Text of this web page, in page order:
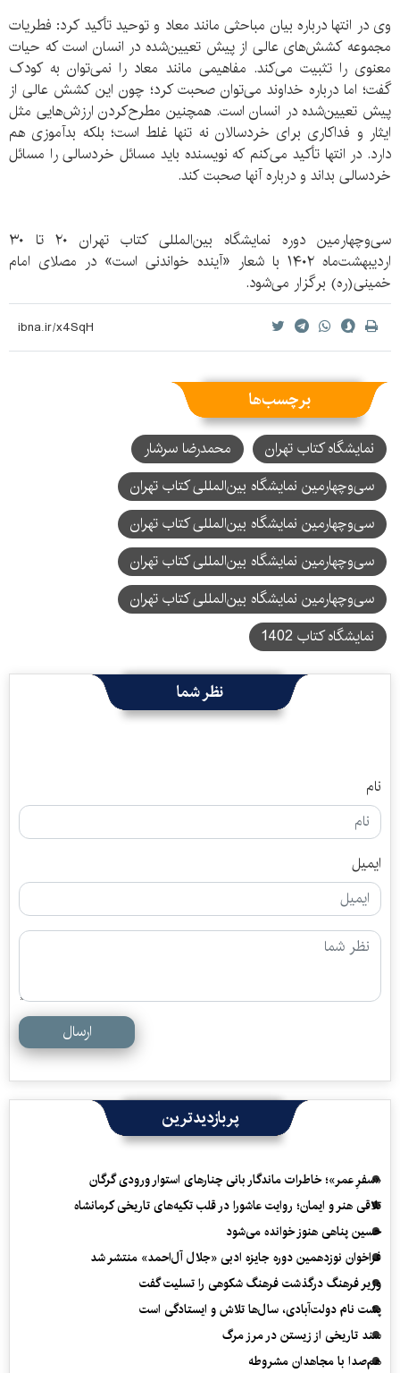
وی در انتها درباره بیان مباحثی مانند معاد و توحید تأکید کرد: فطریات
مجموعه کشش‌های عالی از پیش تعیین‌شده در انسان است که حیات
معنوی را تثبیت می‌کند. مفاهیمی مانند معاد را نمی‌توان به کودک
گفت؛ اما درباره خداوند می‌توان صحبت کرد؛ چون این کشش عالی از
پیش تعیین‌شده در انسان است. همچنین مطرح‌کردن ارزش‌هایی مثل
ایثار و فداکاری برای خردسالان نه تنها غلط است؛ بلکه بدآموزی هم
دارد. در انتها تأکید می‌کنم که نویسنده باید مسائل خردسالی را مسائل
خردسالی بداند و درباره آنها صحبت کند.
سی‌و‌چهارمین دوره نمایشگاه بین‌المللی کتاب تهران ۲۰ تا ۳۰
اردیبهشت‌ماه ۱۴۰۲ با شعار «آینده خواندنی است» در مصلای امام
خمینی‌(ره) برگزار می‌شود.
برچسب‌ها
نمایشگاه کتاب تهران
محمدرضا سرشار
سی‌و‌چهارمین نمایشگاه بین‌المللی کتاب تهران
سی‌وچهارمین نمایشگاه بین‌المللی کتاب تهران
سی‌وچهارمین نمایشگاه بین‌المللی کتاب تهران
سی‌‌وچهارمین نمایشگاه بین‌المللی کتاب تهران
نمایشگاه کتاب 1402
نظر شما
نام
ایمیل
ارسال
پربازدیدترین
«سفرِ عمر»؛ خاطرات ماندگار بانی چنارهای استوار ورودی گرگان
تلاقی هنر و ایمان؛ روایت عاشورا در قلب تکیه‌های تاریخی کرمانشاه
حسین پناهی هنوز خوانده می‌شود
فراخوان نوزدهمین دوره جایزه ادبی «جلال آل‌احمد» منتشر شد
وزیر فرهنگ درگذشت فرهنگ شکوهی را تسلیت گفت
پشت نام دولت‌آبادی، سال‌ها تلاش و ایستادگی است
سند تاریخی از زیستن در مرز مرگ
هم‌صدا با مجاهدان مشروطه